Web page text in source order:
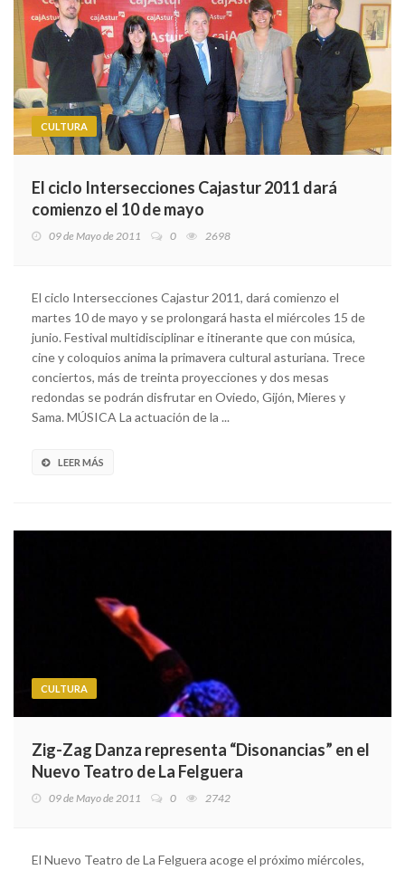
CULTURA
El ciclo Intersecciones Cajastur 2011 dará
comienzo el 10 de mayo
09 de Mayo de 2011 0 2698
El ciclo Intersecciones Cajastur 2011, dará comienzo el
martes 10 de mayo y se prolongará hasta el miércoles 15 de
junio. Festival multidisciplinar e itinerante que con música,
cine y coloquios anima la primavera cultural asturiana. Trece
conciertos, más de treinta proyecciones y dos mesas
redondas se podrán disfrutar en Oviedo, Gijón, Mieres y
Sama. MÚSICA La actuación de la ...
LEER MÁS
CULTURA
Zig-Zag Danza representa “Disonancias” en el
Nuevo Teatro de La Felguera
09 de Mayo de 2011 0 2742
El Nuevo Teatro de La Felguera acoge el próximo miércoles,